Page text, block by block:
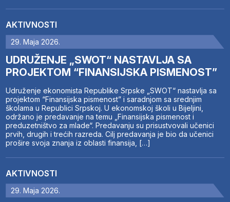
AKTIVNOSTI
29. Maja 2026.
UDRUŽENJE „SWOT“ NASTAVLJA SA
PROJEKTOM “FINANSIJSKA PISMENOST”
Udruženje ekonomista Republike Srpske „SWOT“ nastavlja sa
projektom “Finansijska pismenost” i saradnjom sa srednjim
školama u Republici Srpskoj. U ekonomskoj školi u Bijeljini,
održano je predavanje na temu „Finansijska pismenost i
preduzetništvo za mlade“. Predavanju su prisustvovali učenici
prvih, drugih i trećih razreda. Cilj predavanja je bio da učenici
prošire svoja znanja iz oblasti finansija, […]
AKTIVNOSTI
29. Maja 2026.